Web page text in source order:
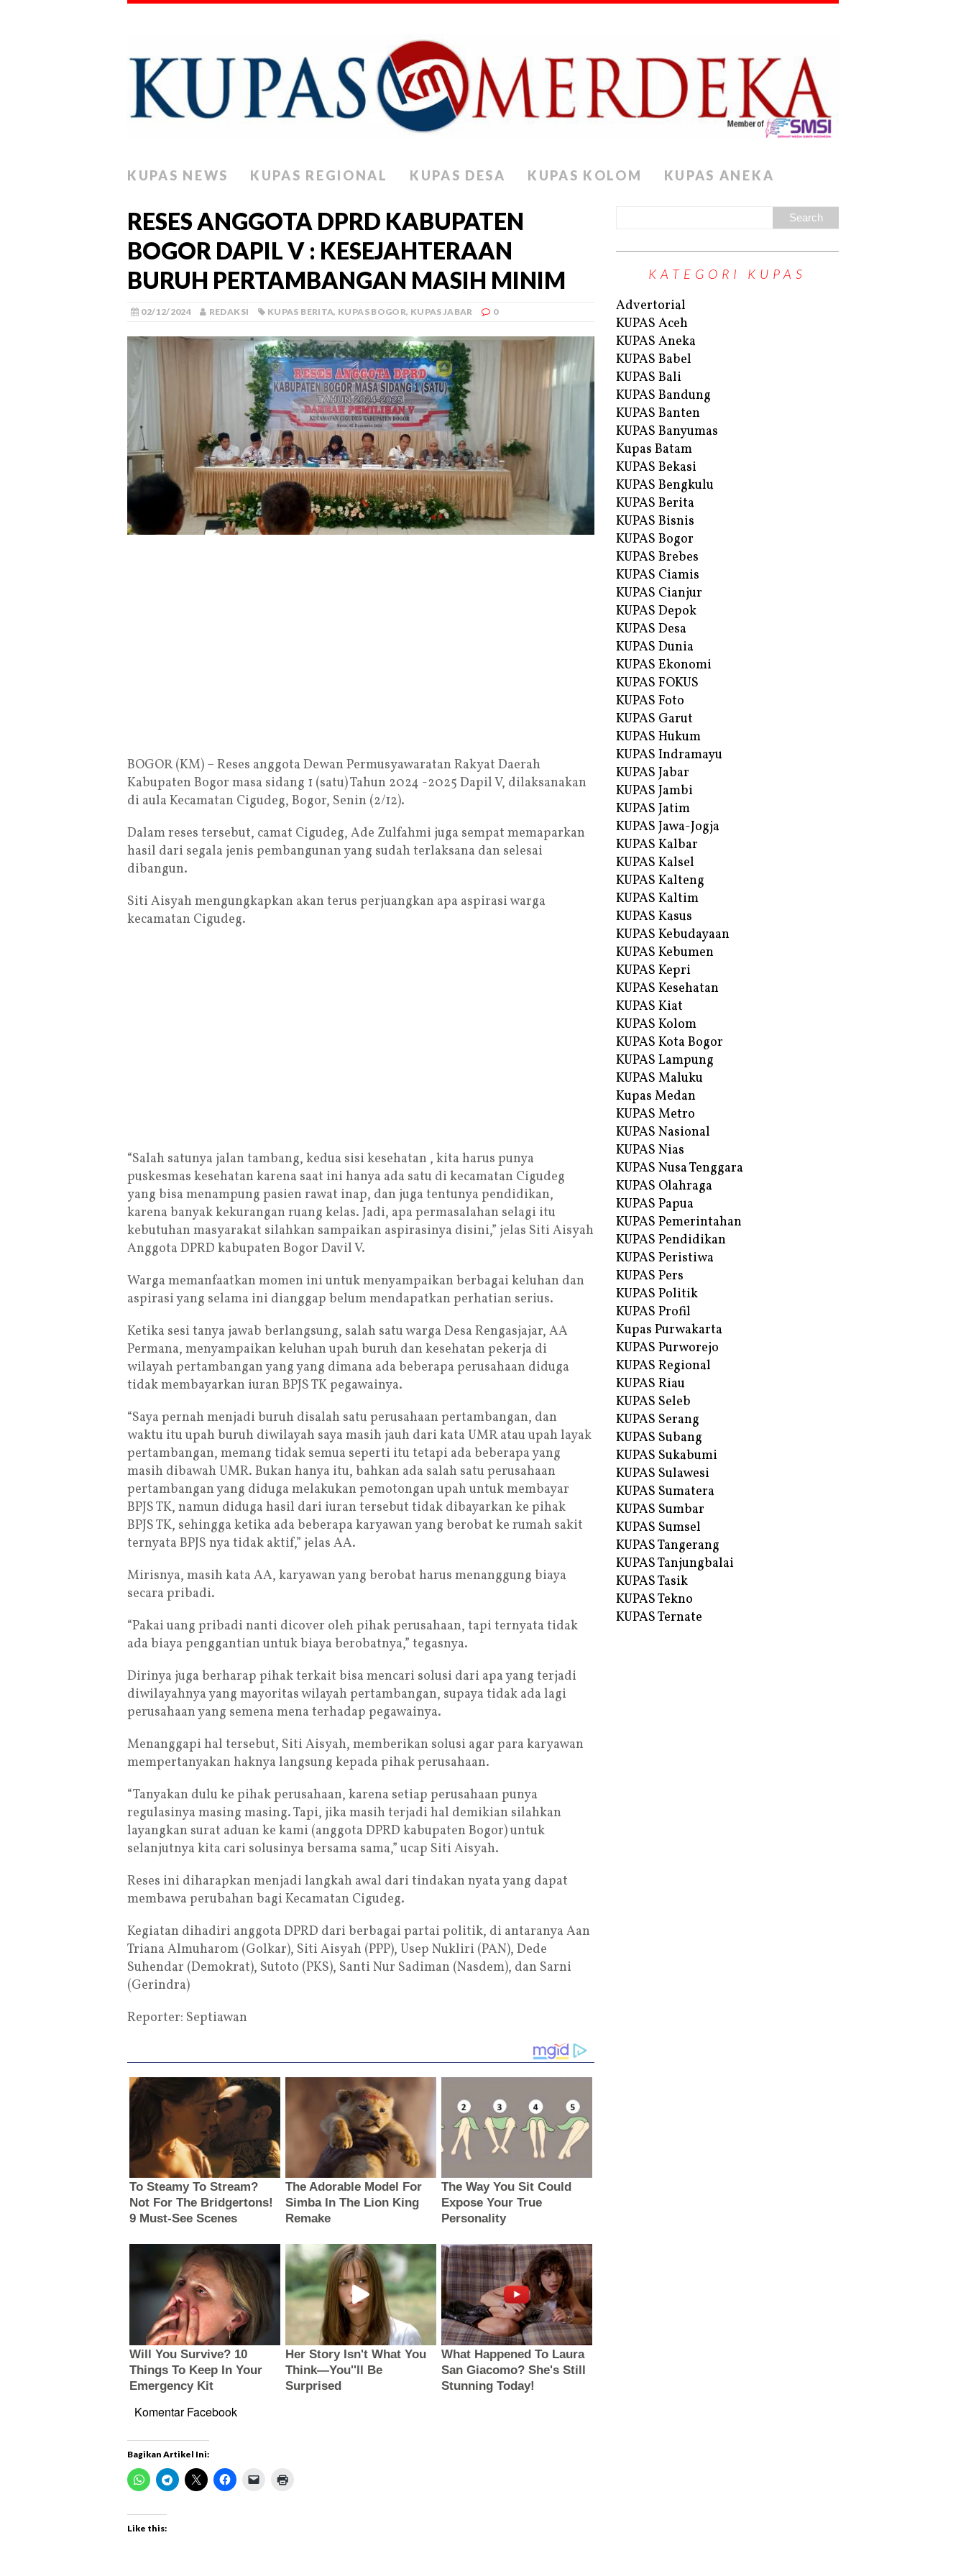
KUPAS NEWS KUPAS REGIONAL KUPAS DESA KUPAS KOLOM KUPAS ANEKA
RESES ANGGOTA DPRD KABUPATEN
BOGOR DAPIL V : KESEJAHTERAAN
BURUH PERTAMBANGAN MASIH MINIM
02/12/2024 REDAKSI KUPAS BERITA, KUPAS BOGOR, KUPAS JABAR 0
BOGOR (KM) – Reses anggota Dewan Permusyawaratan Rakyat Daerah
Kabupaten Bogor masa sidang 1 (satu) Tahun 2024 -2025 Dapil V, dilaksanakan
di aula Kecamatan Cigudeg, Bogor, Senin (2/12).
Dalam reses tersebut, camat Cigudeg, Ade Zulfahmi juga sempat memaparkan
hasil dari segala jenis pembangunan yang sudah terlaksana dan selesai
dibangun.
Siti Aisyah mengungkapkan akan terus perjuangkan apa aspirasi warga
kecamatan Cigudeg.
“Salah satunya jalan tambang, kedua sisi kesehatan , kita harus punya
puskesmas kesehatan karena saat ini hanya ada satu di kecamatan Cigudeg
yang bisa menampung pasien rawat inap, dan juga tentunya pendidikan,
karena banyak kekurangan ruang kelas. Jadi, apa permasalahan selagi itu
kebutuhan masyarakat silahkan sampaikan aspirasinya disini,” jelas Siti Aisyah
Anggota DPRD kabupaten Bogor Davil V.
Warga memanfaatkan momen ini untuk menyampaikan berbagai keluhan dan
aspirasi yang selama ini dianggap belum mendapatkan perhatian serius.
Ketika sesi tanya jawab berlangsung, salah satu warga Desa Rengasjajar, AA
Permana, menyampaikan keluhan upah buruh dan kesehatan pekerja di
wilayah pertambangan yang yang dimana ada beberapa perusahaan diduga
tidak membayarkan iuran BPJS TK pegawainya.
“Saya pernah menjadi buruh disalah satu perusahaan pertambangan, dan
waktu itu upah buruh diwilayah saya masih jauh dari kata UMR atau upah layak
pertambangan, memang tidak semua seperti itu tetapi ada beberapa yang
masih dibawah UMR. Bukan hanya itu, bahkan ada salah satu perusahaan
pertambangan yang diduga melakukan pemotongan upah untuk membayar
BPJS TK, namun diduga hasil dari iuran tersebut tidak dibayarkan ke pihak
BPJS TK, sehingga ketika ada beberapa karyawan yang berobat ke rumah sakit
ternyata BPJS nya tidak aktif,” jelas AA.
Mirisnya, masih kata AA, karyawan yang berobat harus menanggung biaya
secara pribadi.
“Pakai uang pribadi nanti dicover oleh pihak perusahaan, tapi ternyata tidak
ada biaya penggantian untuk biaya berobatnya,” tegasnya.
Dirinya juga berharap pihak terkait bisa mencari solusi dari apa yang terjadi
diwilayahnya yang mayoritas wilayah pertambangan, supaya tidak ada lagi
perusahaan yang semena mena terhadap pegawainya.
Menanggapi hal tersebut, Siti Aisyah, memberikan solusi agar para karyawan
mempertanyakan haknya langsung kepada pihak perusahaan.
“Tanyakan dulu ke pihak perusahaan, karena setiap perusahaan punya
regulasinya masing masing. Tapi, jika masih terjadi hal demikian silahkan
layangkan surat aduan ke kami (anggota DPRD kabupaten Bogor) untuk
selanjutnya kita cari solusinya bersama sama,” ucap Siti Aisyah.
Reses ini diharapkan menjadi langkah awal dari tindakan nyata yang dapat
membawa perubahan bagi Kecamatan Cigudeg.
Kegiatan dihadiri anggota DPRD dari berbagai partai politik, di antaranya Aan
Triana Almuharom (Golkar), Siti Aisyah (PPP), Usep Nukliri (PAN), Dede
Suhendar (Demokrat), Sutoto (PKS), Santi Nur Sadiman (Nasdem), dan Sarni
(Gerindra)
Reporter: Septiawan
Komentar Facebook
Bagikan Artikel Ini:
Like this:
KATEGORI KUPAS
Advertorial
KUPAS Aceh
KUPAS Aneka
KUPAS Babel
KUPAS Bali
KUPAS Bandung
KUPAS Banten
KUPAS Banyumas
Kupas Batam
KUPAS Bekasi
KUPAS Bengkulu
KUPAS Berita
KUPAS Bisnis
KUPAS Bogor
KUPAS Brebes
KUPAS Ciamis
KUPAS Cianjur
KUPAS Depok
KUPAS Desa
KUPAS Dunia
KUPAS Ekonomi
KUPAS FOKUS
KUPAS Foto
KUPAS Garut
KUPAS Hukum
KUPAS Indramayu
KUPAS Jabar
KUPAS Jambi
KUPAS Jatim
KUPAS Jawa-Jogja
KUPAS Kalbar
KUPAS Kalsel
KUPAS Kalteng
KUPAS Kaltim
KUPAS Kasus
KUPAS Kebudayaan
KUPAS Kebumen
KUPAS Kepri
KUPAS Kesehatan
KUPAS Kiat
KUPAS Kolom
KUPAS Kota Bogor
KUPAS Lampung
KUPAS Maluku
Kupas Medan
KUPAS Metro
KUPAS Nasional
KUPAS Nias
KUPAS Nusa Tenggara
KUPAS Olahraga
KUPAS Papua
KUPAS Pemerintahan
KUPAS Pendidikan
KUPAS Peristiwa
KUPAS Pers
KUPAS Politik
KUPAS Profil
Kupas Purwakarta
KUPAS Purworejo
KUPAS Regional
KUPAS Riau
KUPAS Seleb
KUPAS Serang
KUPAS Subang
KUPAS Sukabumi
KUPAS Sulawesi
KUPAS Sumatera
KUPAS Sumbar
KUPAS Sumsel
KUPAS Tangerang
KUPAS Tanjungbalai
KUPAS Tasik
KUPAS Tekno
KUPAS Ternate